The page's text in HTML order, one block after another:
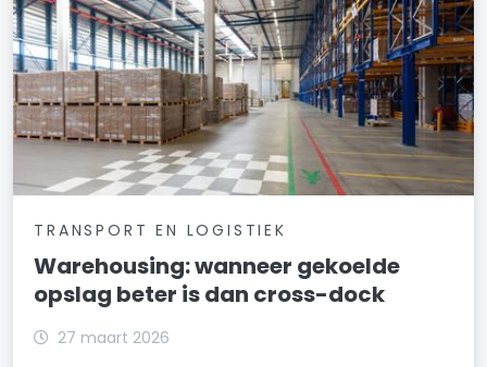
TRANSPORT EN LOGISTIEK
Warehousing: wanneer gekoelde
opslag beter is dan cross-dock
27 maart 2026